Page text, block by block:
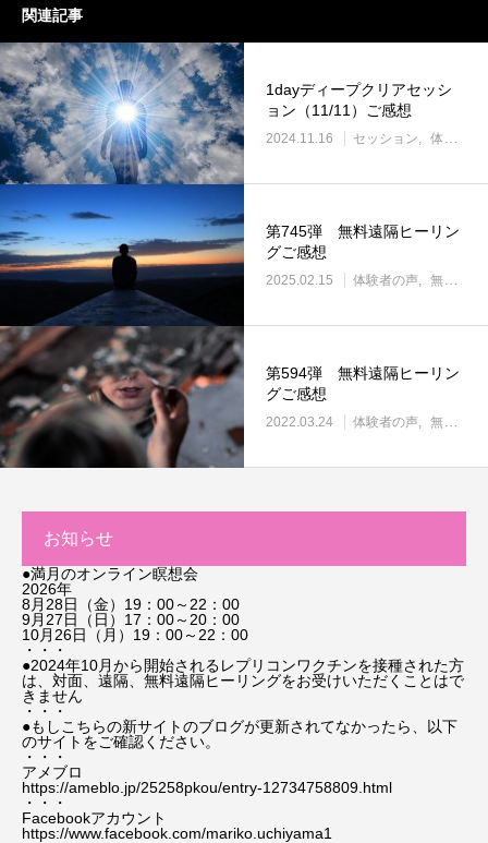
関連記事
1dayディープクリアセッシ
ョン（11/11）ご感想
2024.11.16 セッション 体験者の声
第745弾 無料遠隔ヒーリン
グご感想
2025.02.15 体験者の声 無料遠隔ヒーリング
第594弾 無料遠隔ヒーリン
グご感想
2022.03.24 体験者の声 無料遠隔ヒーリング
お知らせ
●満月のオンライン瞑想会
2026年
8月28日（金）19：00～22：00
9月27日（日）17：00～20：00
10月26日（月）19：00～22：00
・・・
●2024年10月から開始されるレプリコンワクチンを接種された方
は、対面、遠隔、無料遠隔ヒーリングをお受けいただくことはで
きません
・・・
●もしこちらの新サイトのブログが更新されてなかったら、以下
のサイトをご確認ください。
・・・
アメブロ
https://ameblo.jp/25258pkou/entry-12734758809.html
・・・
Facebookアカウント
https://www.facebook.com/mariko.uchiyama1